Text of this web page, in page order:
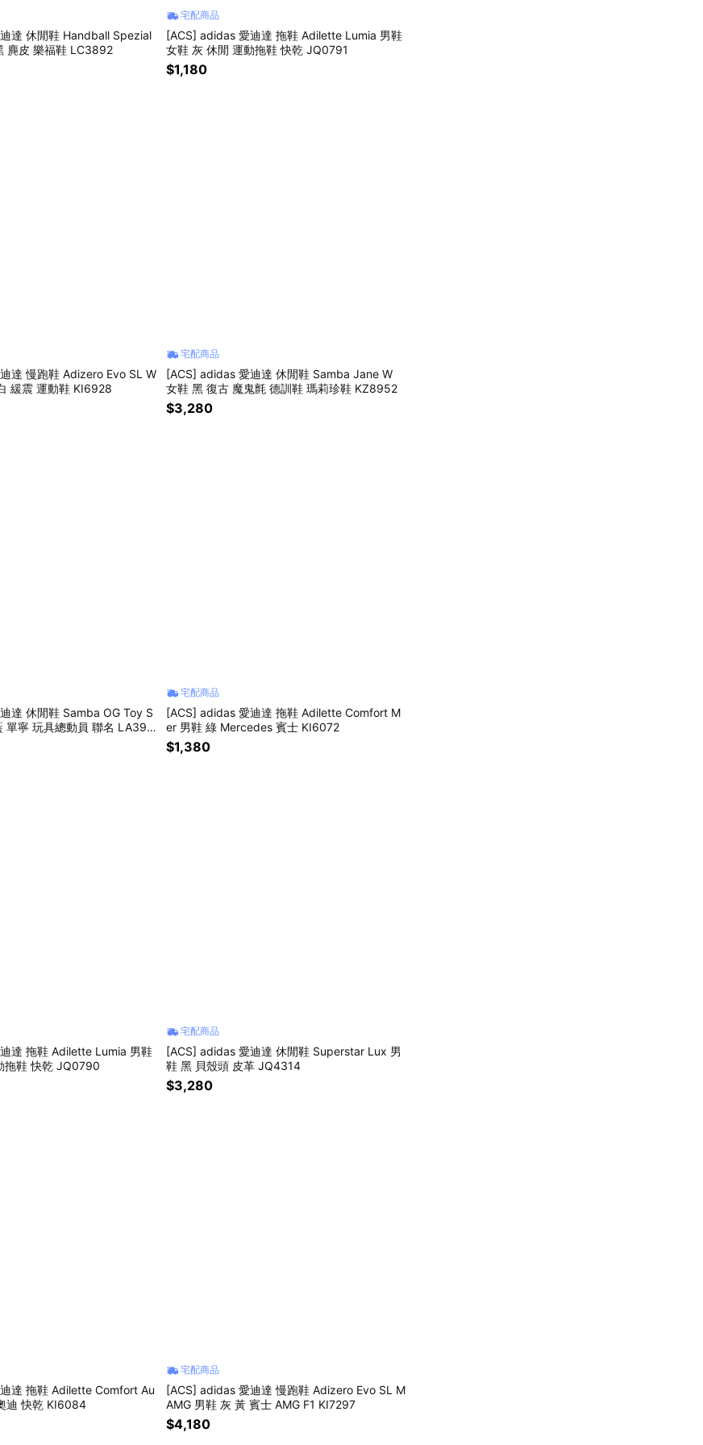
達 休閒鞋 Handball Spezial
麂皮 樂福鞋 LC3892
宅配商品
[ACS] adidas 愛迪達 拖鞋 Adilette Lumia 男鞋
女鞋 灰 休閒 運動拖鞋 快乾 JQ0791
$1,180
達 慢跑鞋 Adizero Evo SL W
緩震 運動鞋 KI6928
宅配商品
[ACS] adidas 愛迪達 休閒鞋 Samba Jane W
女鞋 黑 復古 魔鬼氈 德訓鞋 瑪莉珍鞋 KZ8952
$3,280
達 休閒鞋 Samba OG Toy S
單寧 玩具總動員 聯名 LA398
宅配商品
[ACS] adidas 愛迪達 拖鞋 Adilette Comfort M
er 男鞋 綠 Mercedes 賓士 KI6072
$1,380
達 拖鞋 Adilette Lumia 男鞋
拖鞋 快乾 JQ0790
宅配商品
[ACS] adidas 愛迪達 休閒鞋 Superstar Lux 男
鞋 黑 貝殼頭 皮革 JQ4314
$3,280
達 拖鞋 Adilette Comfort Au
迪 快乾 KI6084
宅配商品
[ACS] adidas 愛迪達 慢跑鞋 Adizero Evo SL M
AMG 男鞋 灰 黃 賓士 AMG F1 KI7297
$4,180